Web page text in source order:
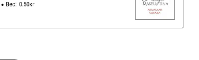
Вес: 0.50кг